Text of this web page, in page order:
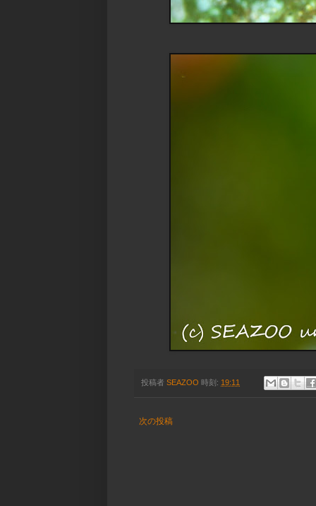
投稿者 SEAZOO 時刻: 19:11
次の投稿